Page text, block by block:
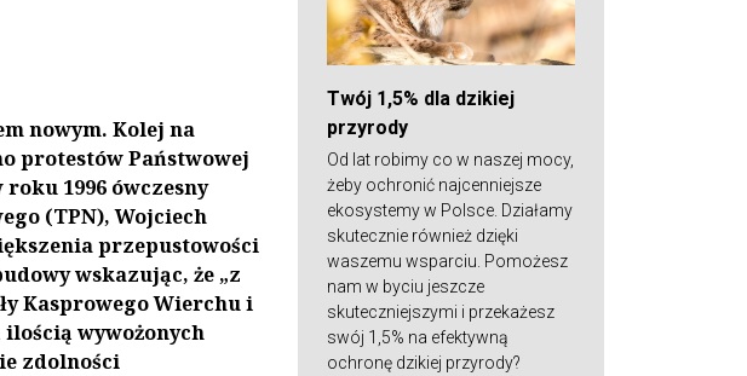
nowym. Kolej na
protestów Państwowej
1996 ówczesny
(TPN), Wojciech
przepustowości
wskazując, że „z
Kasprowego Wierchu i
wywożonych
zdolności
Twój 1,5% dla dzikiej
przyrody
Od lat robimy co w naszej mocy,
żeby ochronić najcenniejsze
ekosystemy w Polsce. Działamy
skutecznie również dzięki
waszemu wsparciu. Pomożesz
nam w byciu jeszcze
skuteczniejszymi i przekażesz
swój 1,5% na efektywną
ochronę dzikiej przyrody?